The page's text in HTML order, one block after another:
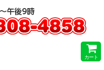
カート